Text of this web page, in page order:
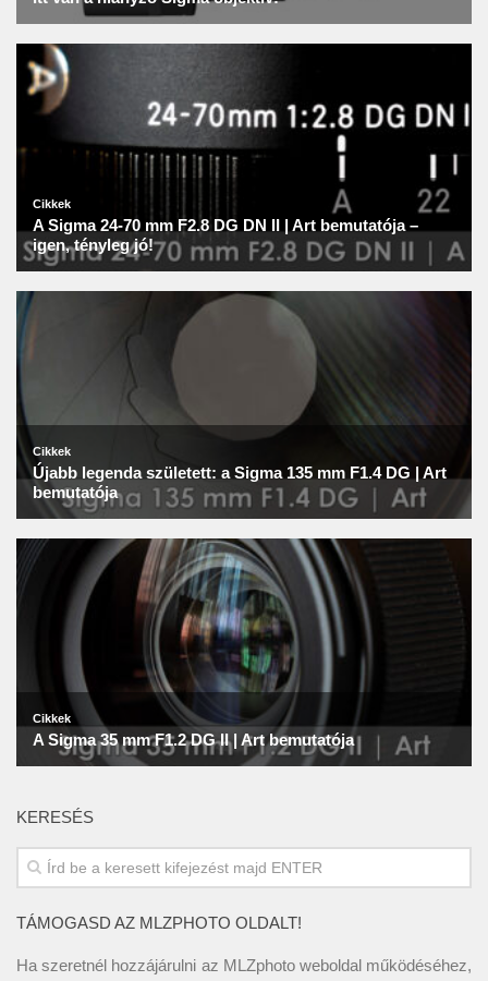
KERESÉS
TÁMOGASD AZ MLZPHOTO OLDALT!
Ha szeretnél hozzájárulni az MLZphoto weboldal működéséhez,